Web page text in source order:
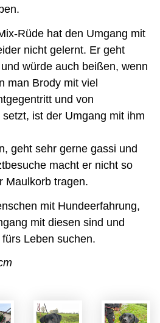
Rüde hat den Umgang mit
nicht gelernt. Er geht
würde auch beißen, wenn
man Brody mit viel
und von
ist der Umgang mit ihm
geht sehr gerne gassi und
macht er nicht so
Maulkorb tragen.
mit Hundeerfahrung,
mit diesen sind und
Leben suchen.